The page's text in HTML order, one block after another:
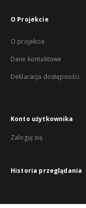
O Projekcie
O projekcie
Dane kontaktowe
Deklaracja dostępności
Konto użytkownika
Zaloguj się
Historia przeglądania